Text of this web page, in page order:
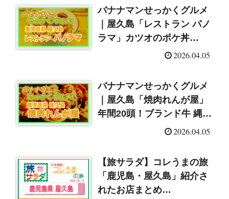
バナナマンせっかくグルメ
｜屋久島「レストラン パノ
ラマ」カツオのポケ丼
2026.04.05
バナナマンせっかくグルメ
｜屋久島「焼肉れんが屋」
年間20頭！ブランド牛 縄文
2026.04.05
【旅サラダ】コレうまの旅
「鹿児島・屋久島」紹介さ
れたお店まとめ